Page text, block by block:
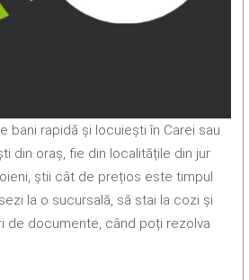
bani rapidă și locuiești în Carei sau
din oraș, fie din localitățile din jur
știi cât de prețios este timpul
la o sucursală, să stai la cozi și
de documente, când poți rezolva